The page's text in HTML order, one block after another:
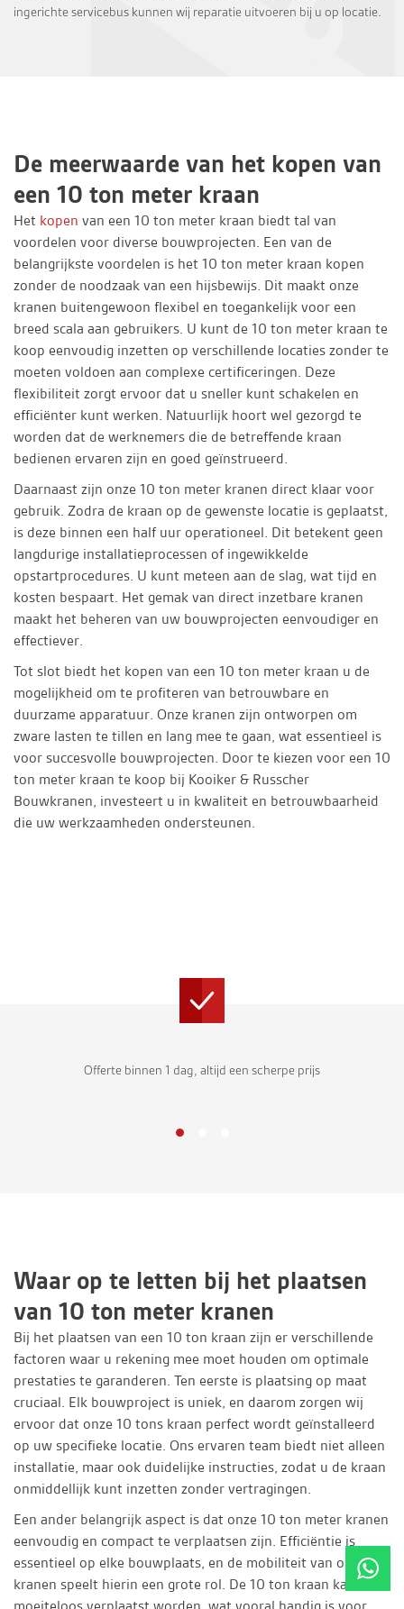
ingerichte servicebus kunnen wij reparatie uitvoeren bij u op locatie.
De meerwaarde van het kopen van
een 10 ton meter kraan
Het kopen van een 10 ton meter kraan biedt tal van
voordelen voor diverse bouwprojecten. Een van de
belangrijkste voordelen is het 10 ton meter kraan kopen
zonder de noodzaak van een hijsbewijs. Dit maakt onze
kranen buitengewoon flexibel en toegankelijk voor een
breed scala aan gebruikers. U kunt de 10 ton meter kraan te
koop eenvoudig inzetten op verschillende locaties zonder te
moeten voldoen aan complexe certificeringen. Deze
flexibiliteit zorgt ervoor dat u sneller kunt schakelen en
efficiënter kunt werken. Natuurlijk hoort wel gezorgd te
worden dat de werknemers die de betreffende kraan
bedienen ervaren zijn en goed geïnstrueerd.
Daarnaast zijn onze 10 ton meter kranen direct klaar voor
gebruik. Zodra de kraan op de gewenste locatie is geplaatst,
is deze binnen een half uur operationeel. Dit betekent geen
langdurige installatieprocessen of ingewikkelde
opstartprocedures. U kunt meteen aan de slag, wat tijd en
kosten bespaart. Het gemak van direct inzetbare kranen
maakt het beheren van uw bouwprojecten eenvoudiger en
effectiever.
Tot slot biedt het kopen van een 10 ton meter kraan u de
mogelijkheid om te profiteren van betrouwbare en
duurzame apparatuur. Onze kranen zijn ontworpen om
zware lasten te tillen en lang mee te gaan, wat essentieel is
voor succesvolle bouwprojecten. Door te kiezen voor een 10
ton meter kraan te koop bij Kooiker & Russcher
Bouwkranen, investeert u in kwaliteit en betrouwbaarheid
die uw werkzaamheden ondersteunen.
Offerte binnen 1 dag, altijd een scherpe prijs
Waar op te letten bij het plaatsen
van 10 ton meter kranen
Bij het plaatsen van een 10 ton kraan zijn er verschillende
factoren waar u rekening mee moet houden om optimale
prestaties te garanderen. Ten eerste is plaatsing op maat
cruciaal. Elk bouwproject is uniek, en daarom zorgen wij
ervoor dat onze 10 tons kraan perfect wordt geïnstalleerd
op uw specifieke locatie. Ons ervaren team biedt niet alleen
installatie, maar ook duidelijke instructies, zodat u de kraan
onmiddellijk kunt inzetten zonder vertragingen.
Een ander belangrijk aspect is dat onze 10 ton meter kranen
eenvoudig en compact te verplaatsen zijn. Efficiëntie is
essentieel op elke bouwplaats, en de mobiliteit van onze
kranen speelt hierin een grote rol. De 10 ton kraan kan